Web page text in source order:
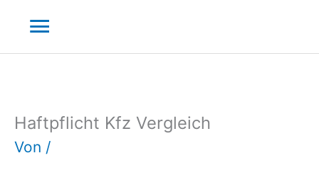
Inhalt
springen
Hauptmenü
Haftpflicht Kfz Vergleich
Von /